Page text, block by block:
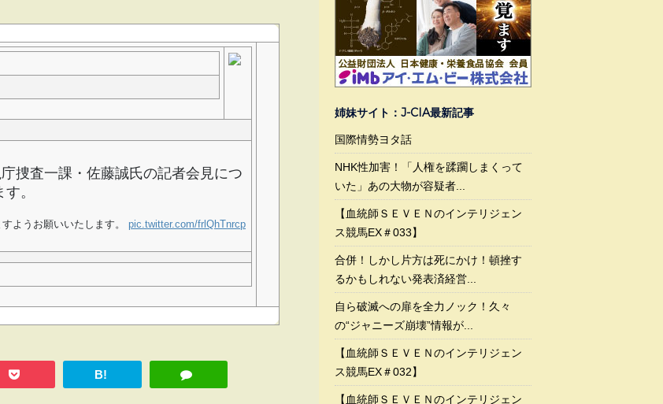
捜査一課・佐藤誠氏の記者会見につ
。
ようお願いいたします。 pic.twitter.com/frlQhTnrcp
B!
姉妹サイト：J-CIA最新記事
国際情勢ヨタ話
NHK性加害！「人権を蹂躙しまくって
いた」あの大物が容疑者...
【血統師ＳＥＶＥＮのインテリジェン
ス競馬EX＃033】
合併！しかし片方は死にかけ！頓挫す
るかもしれない発表済経営...
自ら破滅への扉を全力ノック！久々
の“ジャニーズ崩壊”情報が...
【血統師ＳＥＶＥＮのインテリジェン
ス競馬EX＃032】
【血統師ＳＥＶＥＮのインテリジェン